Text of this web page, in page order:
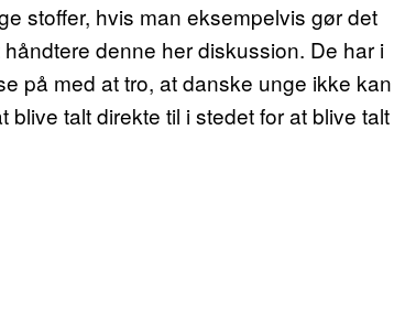
stoffer, hvis man eksempelvis gør det
denne her diskussion. De har i
på med at tro, at danske unge ikke kan
talt direkte til i stedet for at blive talt